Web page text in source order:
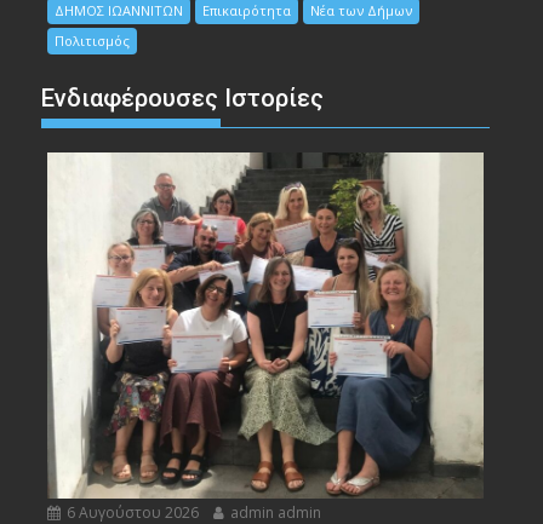
ΔΗΜΟΣ ΙΩΑΝΝΙΤΩΝ Επικαιρότητα
Νέα των Δήμων
Πολιτισμός
Ενδιαφέρουσες Ιστορίες
6 Αυγούστου 2026 admin admin